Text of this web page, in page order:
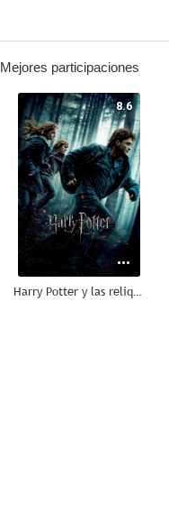
Mejores participaciones
8.6
Harry Potter y las reliquias de la muerte - Parte 1